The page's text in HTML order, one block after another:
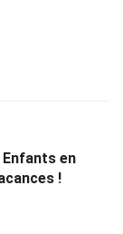
en
!